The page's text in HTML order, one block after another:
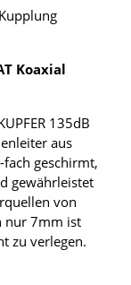
Koaxial
135dB
aus
fach geschirmt,
gewährleistet
von
nur 7mm ist
zu verlegen.